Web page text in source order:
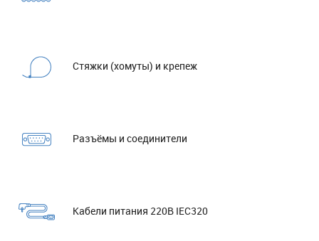
Стяжки (хомуты) и крепеж
Разъёмы и соединители
Кабели питания 220В IEC320